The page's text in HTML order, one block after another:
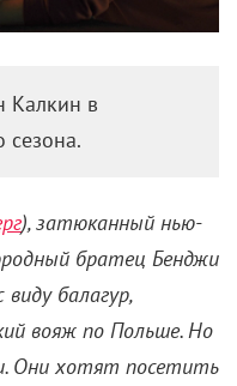
Калкин в
сезона.
), затюканный нью-
братец Бенджи
балагур,
вояж по Польше. Но
Они хотят посетить